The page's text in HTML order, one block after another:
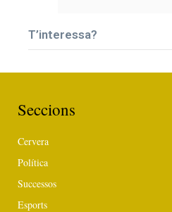
T’interessa?
Seccions
Cervera
Política
Successos
Esports